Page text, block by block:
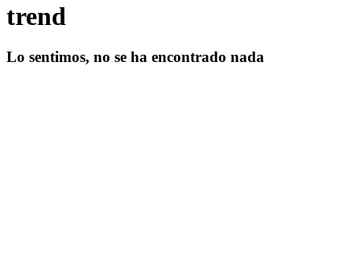
trend
Lo sentimos, no se ha encontrado nada